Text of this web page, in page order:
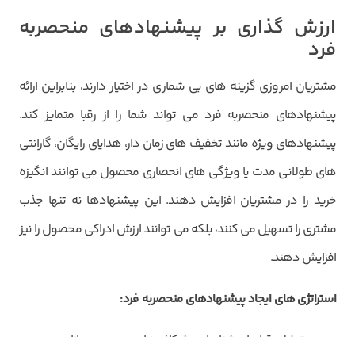
ارزش گذاری بر پیشنهادهای منحصربه
فرد
مشتریان امروزی گزینه های بی شماری در اختیار دارند، بنابراین ارائه
پیشنهادهای منحصربه فرد می تواند شما را از رقبا متمایز کند.
پیشنهادهای ویژه مانند تخفیف های زمان دار، هدایای رایگان، گارانتی
های طولانی مدت یا ویژگی های انحصاری محصول می توانند انگیزه
خرید را در مشتریان افزایش دهند. این پیشنهادها نه تنها جذب
مشتری را تسهیل می کنند، بلکه می توانند ارزش ادراکی محصول را نیز
افزایش دهند.
استراتژی های ایجاد پیشنهادهای منحصربه فرد: